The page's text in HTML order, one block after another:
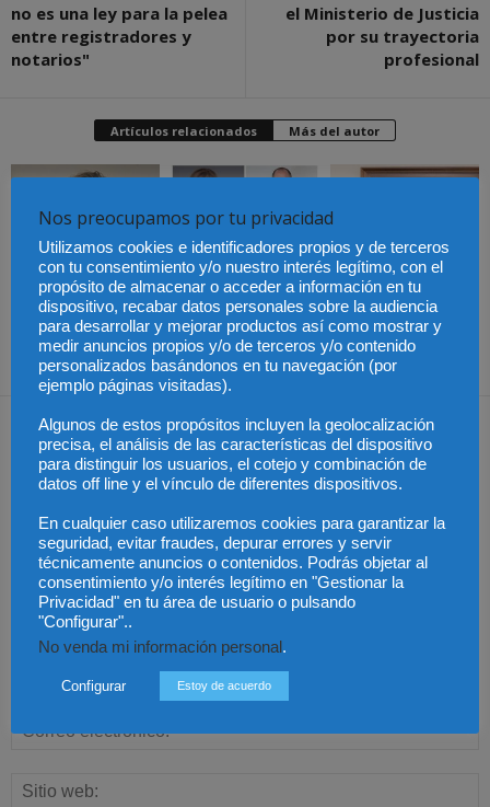
no es una ley para la pelea
entre registradores y
notarios"
el Ministerio de Justicia
por su trayectoria
profesional
Artículos relacionados Más del autor
Marta Martínez, nueva
presidenta del Consell
de l’Advocacia Catalana
María Pastor y Joan
Martínez, reelegidos
decanos de los Colegios
de Mataró y Granollers
Sergi Guillén, nuevo
decano del Colegio de la
Abogacía de Reus
Dejar una respuesta
Nos preocupamos por tu privacidad
Utilizamos cookies e identificadores propios y de terceros
con tu consentimiento y/o nuestro interés legítimo, con el
propósito de almacenar o acceder a información en tu
dispositivo, recabar datos personales sobre la audiencia
para desarrollar y mejorar productos así como mostrar y
medir anuncios propios y/o de terceros y/o contenido
personalizados basándonos en tu navegación (por
ejemplo páginas visitadas).
Algunos de estos propósitos incluyen la geolocalización
precisa, el análisis de las características del dispositivo
para distinguir los usuarios, el cotejo y combinación de
datos off line y el vínculo de diferentes dispositivos.
En cualquier caso utilizaremos cookies para garantizar la
seguridad, evitar fraudes, depurar errores y servir
técnicamente anuncios o contenidos. Podrás objetar al
consentimiento y/o interés legítimo en "Gestionar la
Privacidad" en tu área de usuario o pulsando
"Configurar"..
No venda mi información personal.
Configurar Estoy de acuerdo